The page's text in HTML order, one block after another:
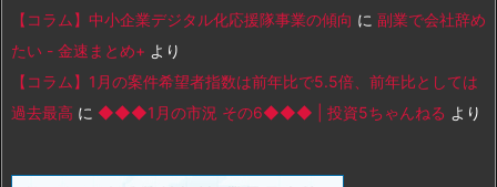
【コラム】中小企業デジタル化応援隊事業の傾向 に 副業で会社辞め
たい - 金速まとめ+ より
【コラム】1月の案件希望者指数は前年比で5.5倍、前年比としては
過去最高 に ◆◆◆1月の市況 その6◆◆◆ | 投資5ちゃんねる より